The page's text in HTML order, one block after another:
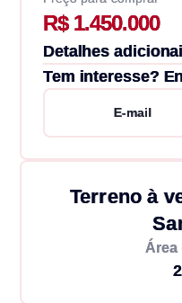
R$ 1.450.000
Detalhes
Tem interesse?
E-mail
Terreno à